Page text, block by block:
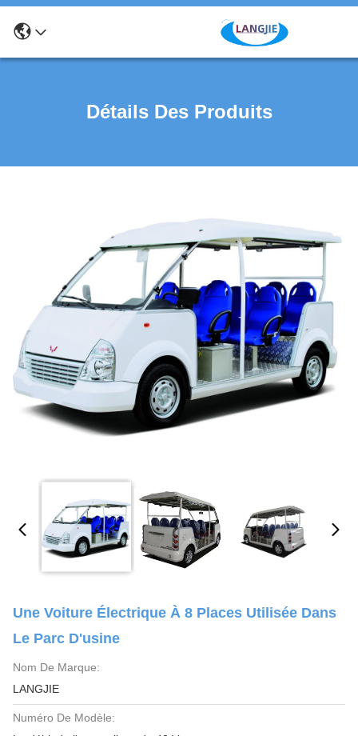
Détails Des Produits
Une Voiture Électrique À 8 Places Utilisée Dans
Le Parc D'usine
Nom De Marque:
LANGJIE
Numéro De Modèle: